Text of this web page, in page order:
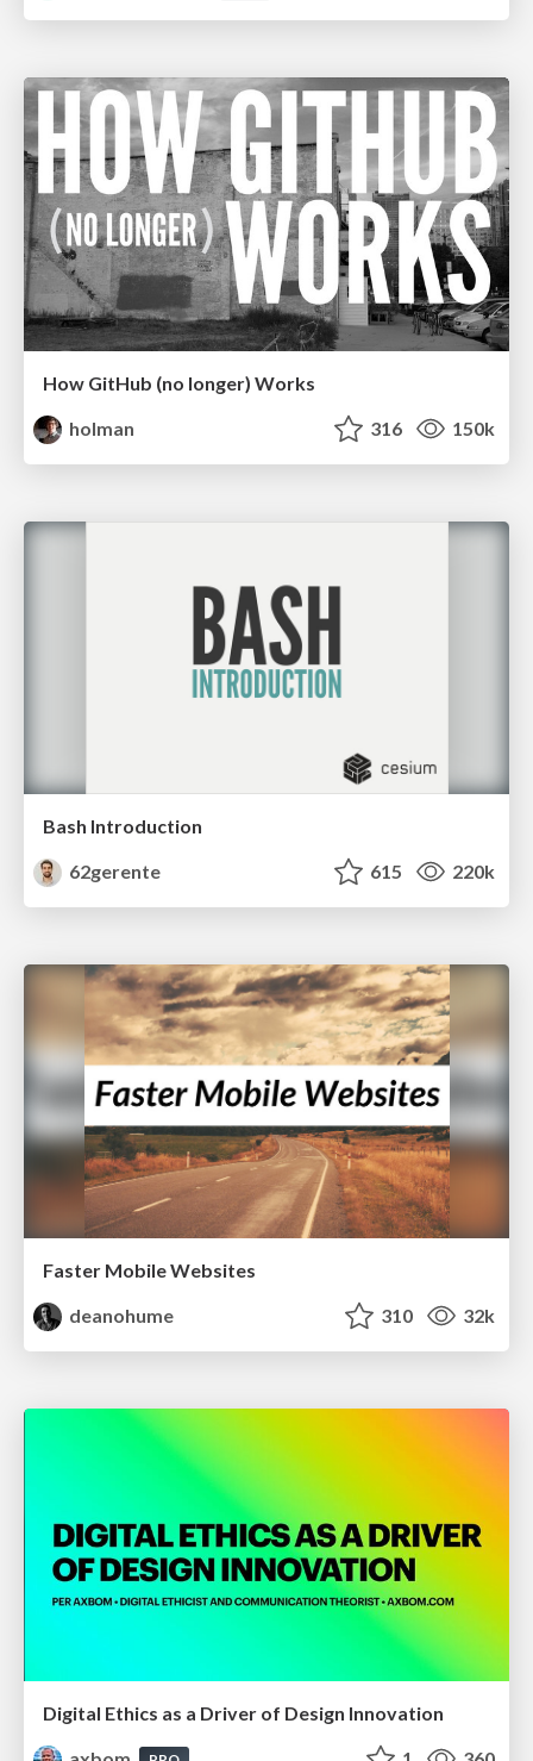
How GitHub (no longer) Works
holman
316 150k
Bash Introduction
62gerente
615 220k
Faster Mobile Websites
deanohume
310 32k
Digital Ethics as a Driver of Design Innovation